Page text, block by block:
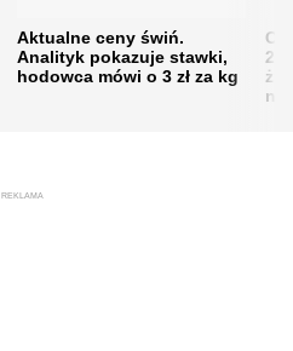
Aktualne ceny świń.
Analityk pokazuje stawki,
hodowca mówi o 3 zł za kg
REKLAMA